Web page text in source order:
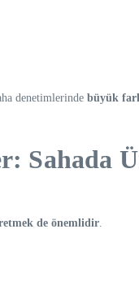
denetimlerinde büyük
Sahada
de önemlidir.